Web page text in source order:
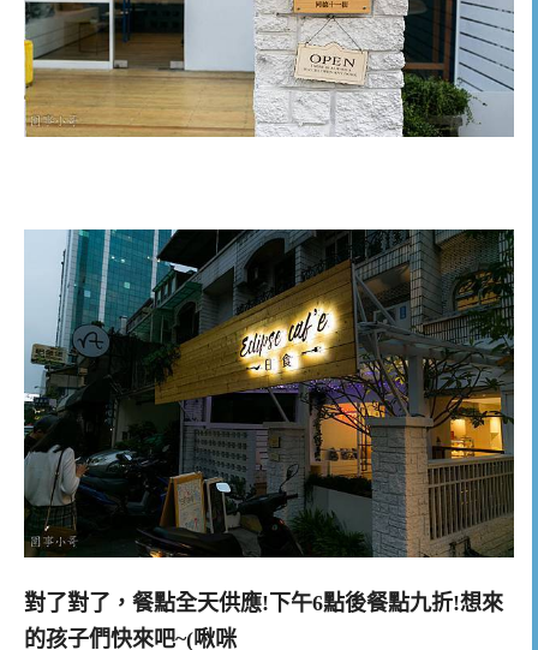
對了對了，餐點全天供應!下午6點後餐點九折!想來
的孩子們快來吧~(啾咪